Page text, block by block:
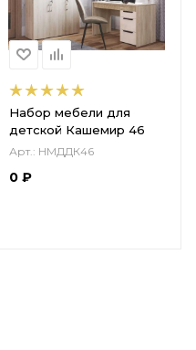
Набор мебели для
детской Кашемир 46
Арт.: НМДДК46
0₽